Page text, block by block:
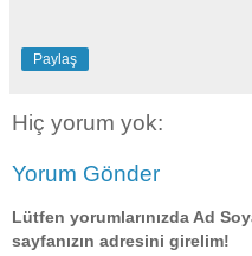
Paylaş
Hiç yorum yok:
Yorum Gönder
Lütfen yorumlarınızda Ad
sayfanızın adresini girelim!